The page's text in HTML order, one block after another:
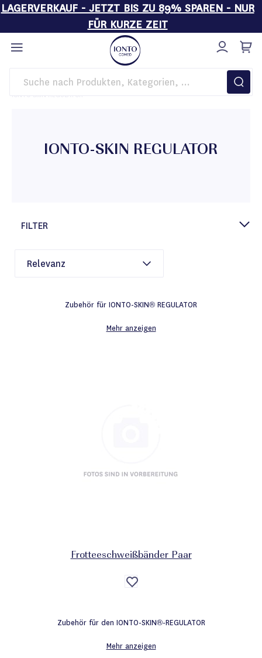
LAGERVERKAUF - JETZT BIS ZU 89% SPAREN - NUR
FÜR KURZE ZEIT
Direkt
zum
Inhalt
Startseite Kosmetikgeräte BASIC LINE
Zubehör
IONTO-SKIN REGULATOR
FILTER
Zubehör für IONTO-SKIN® REGULATOR
Mehr anzeigen
Frotteeschweißbänder Paar
Auf
die
Zubehör für den IONTO-SKIN®-REGULATOR
Mehr anzeigen